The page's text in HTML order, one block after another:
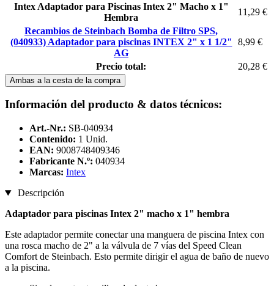
Intex Adaptador para Piscinas Intex 2" Macho x 1"
Hembra
11,29 €
Recambios de Steinbach Bomba de Filtro SPS,
(040933) Adaptador para piscinas INTEX 2" x 1 1/2"
AG
8,99 €
Precio total: 20,28 €
Ambas a la cesta de la compra
Información del producto & datos técnicos:
Art.-Nr.: SB-040934
Contenido: 1 Unid.
EAN: 9008748409346
Fabricante N.º: 040934
Marcas: Intex
Descripción
Adaptador para piscinas Intex 2" macho x 1" hembra
Este adaptador permite conectar una manguera de piscina Intex con
una rosca macho de 2" a la válvula de 7 vías del Speed Clean
Comfort de Steinbach. Esto permite dirigir el agua de baño de nuevo
a la piscina.